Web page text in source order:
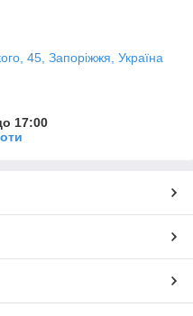
45, Запоріжжя, Україна
17:00